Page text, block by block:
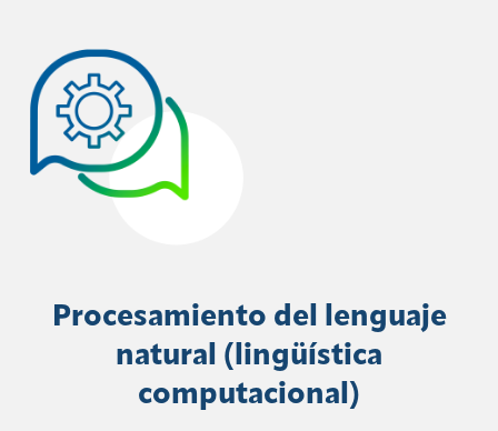
Procesamiento del lenguaje
natural (lingüística
computacional)